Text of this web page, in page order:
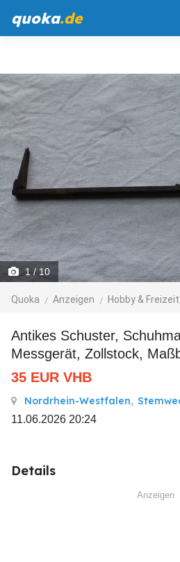
quoka.de
1/ 10
Quoka Anzeigen Hobby & Freizeit
antikes Schuster, Schuhmacher, Fuß
Messgerät, Zollstock,
35 EUR VHB
Nordrhein-Westfalen,
11.06.2026 20:24
Details
Anzeigen